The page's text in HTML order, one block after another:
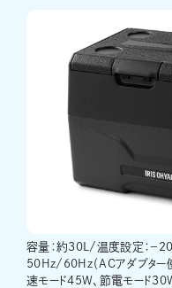
容量：約30L/温度設定：－
50Hz/60Hz（ACアダプター
速モード45W、節電モード